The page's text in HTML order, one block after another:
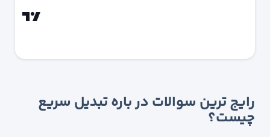
رایج ترین سوالات در باره تبدیل سریع
چیست؟